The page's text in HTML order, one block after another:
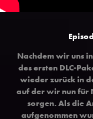
Nachdem wir uns
des ersten DLC-
wieder zurück in
auf der wir nun für
sorgen. Als die
aufgenommen